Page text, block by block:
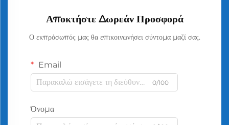
Αποκτήστε Δωρεάν Προσφορά
Ο εκπρόσωπός μας θα επικοινωνήσει σύντομα μαζί σας.
Email
0/100
Όνομα